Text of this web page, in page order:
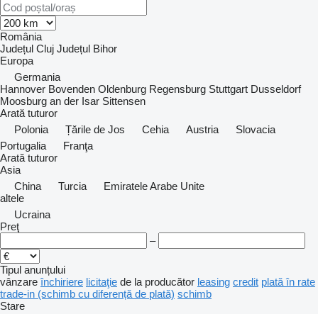
România
Județul Cluj Județul Bihor
Europa
Germania
Hannover Bovenden Oldenburg Regensburg Stuttgart Dusseldorf
Moosburg an der Isar Sittensen
Arată tuturor
Polonia
Țările de Jos Cehia Austria
Slovacia
Portugalia
Franţa
Arată tuturor
Asia
China
Turcia
Emiratele Arabe Unite
altele
Ucraina
Preţ
–
Tipul anunțului
vânzare închiriere licitaţie de la producător leasing credit plată în rate
trade-in (schimb cu diferență de plată) schimb
Stare